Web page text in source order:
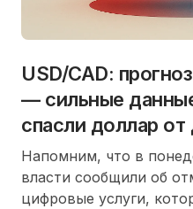
USD/CAD:
— сильные
спасли доллар от
Напомним, что в
власти сообщили об
цифровые услуги,